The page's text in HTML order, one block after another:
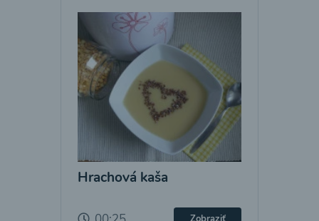
Hrachová kaša